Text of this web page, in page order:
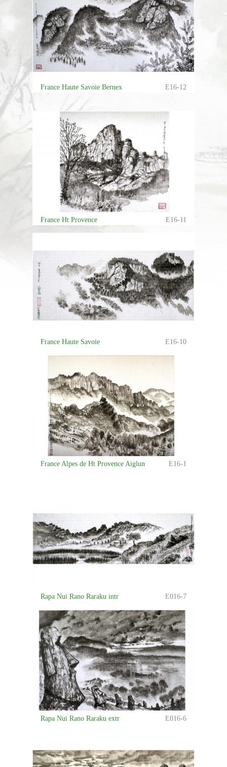
France Haute Savoie Bernex E16-12
France Ht Provence E16-11
France Haute Savoie E16-10
France Alpes de Ht Provence Aiglun E16-1
Rapa Nui Rano Raraku intr E016-7
Rapa Nui Rano Raraku extr E016-6